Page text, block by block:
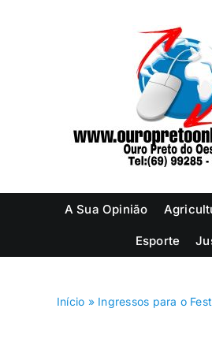
A Sua Opinião
Esporte
Início » Ingressos para o